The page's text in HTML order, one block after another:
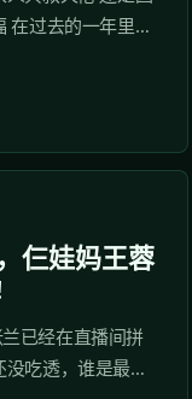
在过去的一年里
谢广大粉丝的一路
营人都心动的新
年货大礼包！...
仨娃妈王蓉
已经在直播间拼
吃透，谁是最后